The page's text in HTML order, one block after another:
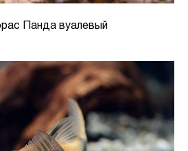
Панда вуалевый